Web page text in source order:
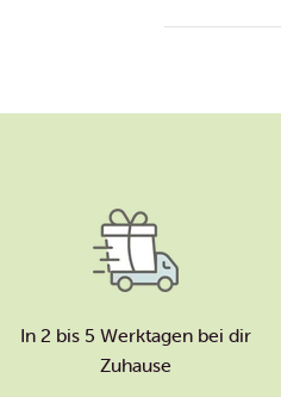
In 2 bis 5 Werktagen bei dir
Zuhause